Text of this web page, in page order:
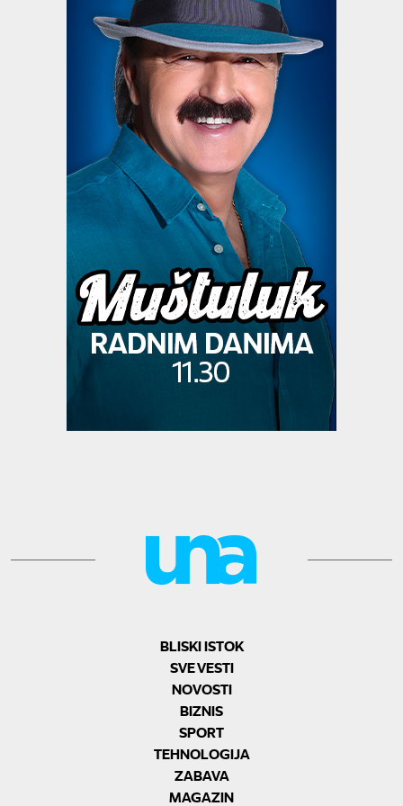
BLISKI ISTOK
SVE VESTI
NOVOSTI
BIZNIS
SPORT
TEHNOLOGIJA
ZABAVA
MAGAZIN